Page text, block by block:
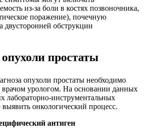
из-за боли в костях позвоночника,
поражение), почечную
двусторонней обструкции
простаты
опухоли простаты необходимо
врачом урологом. На основании данных
лабораторно-инструментальных
онкологический процесс.
антиген